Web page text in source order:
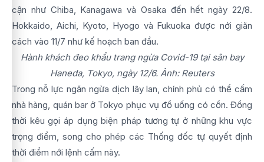
cận như Chiba, Kanagawa và Osaka đến hết ngày 22/8.
Hokkaido, Aichi, Kyoto, Hyogo và Fukuoka được nới giãn
cách vào 11/7 như kế hoạch ban đầu.
Hành khách đeo khẩu trang ngừa Covid-19 tại sân bay
Haneda, Tokyo, ngày 12/6. Ảnh: Reuters
Trong nỗ lực ngăn ngừa dịch lây lan, chính phủ có thể cấm
nhà hàng, quán bar ở Tokyo phục vụ đồ uống có cồn. Đồng
thời kêu gọi áp dụng biện pháp tương tự ở những khu vực
trọng điểm, song cho phép các Thống đốc tự quyết định
thời điểm nới lệnh cấm này.